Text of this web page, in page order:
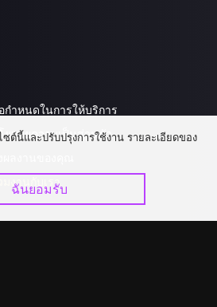
กำหนดในการให้บริการ
ยบายความเป็นส่วนตัว
วมงานกับเรา
ซต์นี้และปรับปรุงการใช้งาน รายละเอียดของ
ฉันยอมรับ